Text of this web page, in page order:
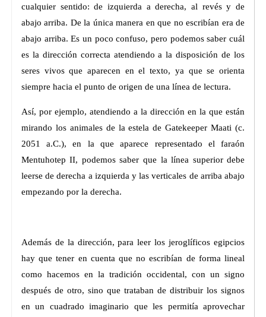
cualquier sentido: de izquierda a derecha, al revés y de
abajo arriba. De la única manera en que no escribían era de
abajo arriba. Es un poco confuso, pero podemos saber cuál
es la dirección correcta atendiendo a la disposición de los
seres vivos que aparecen en el texto, ya que se orienta
siempre hacia el punto de origen de una línea de lectura.
Así, por ejemplo, atendiendo a la dirección en la que están
mirando los animales de la estela de Gatekeeper Maati (c.
2051 a.C.), en la que aparece representado el faraón
Mentuhotep II, podemos saber que la línea superior debe
leerse de derecha a izquierda y las verticales de arriba abajo
empezando por la derecha.
Además de la dirección, para leer los jeroglíficos egipcios
hay que tener en cuenta que no escribían de forma lineal
como hacemos en la tradición occidental, con un signo
después de otro, sino que trataban de distribuir los signos
en un cuadrado imaginario que les permitía aprovechar